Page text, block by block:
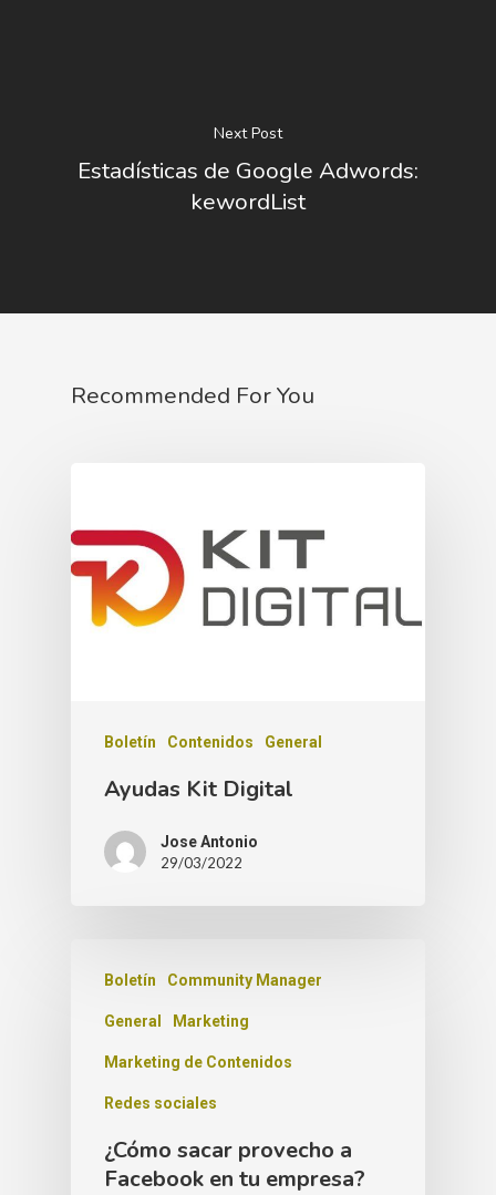
Next Post
Estadísticas de Google Adwords:
kewordList
Recommended For You
Boletín Contenidos General
Ayudas Kit Digital
Jose Antonio
29/03/2022
Boletín Community Manager
General Marketing
Marketing de Contenidos
Redes sociales
¿Cómo sacar provecho a
Facebook en tu empresa?
CONTACTO